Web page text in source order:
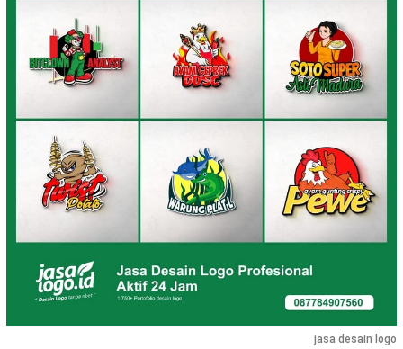
jasa desain logo